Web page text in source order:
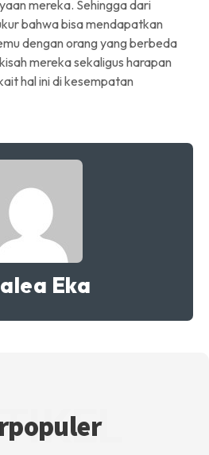
mereka. Sehingga dari
bahwa bisa mendapatkan
dengan orang yang berbeda
mereka sekaligus harapan
hal ini di kesempatan
Eka